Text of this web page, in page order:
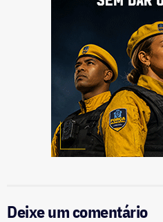
Deixe um comentário